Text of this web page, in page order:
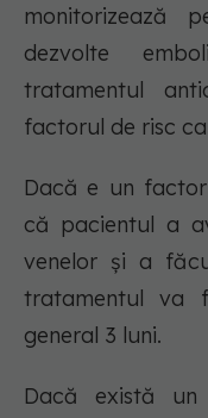
monitorizează
dezvolte
tratamentul
factorul de risc
Dacă e un
că pacientul a
venelor și a
tratamentul va
general 3 luni.
Dacă există